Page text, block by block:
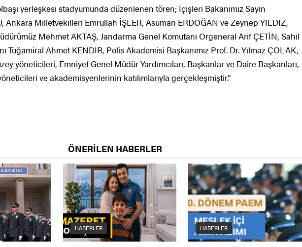
yerleşkesi stadyumunda düzenlenen tören; İçişleri Bakanımız Sayın
Ankara Milletvekilleri Emrullah İŞLER, Asuman ERDOĞAN ve Zeynep YILDIZ,
Mehmet AKTAŞ, Jandarma Genel Komutanı Orgeneral Arif ÇETİN, Sahil
Tuğamiral Ahmet KENDİR, Polis Akademisi Başkanımız Prof. Dr. Yılmaz ÇOLAK,
yöneticileri, Emniyet Genel Müdür Yardımcıları, Başkanlar ve Daire Başkanları,
ve akademisyenlerinin katılımlarıyla gerçekleşmiştir.”
ÖNERİLEN HABERLER
HABERLER HABERLER